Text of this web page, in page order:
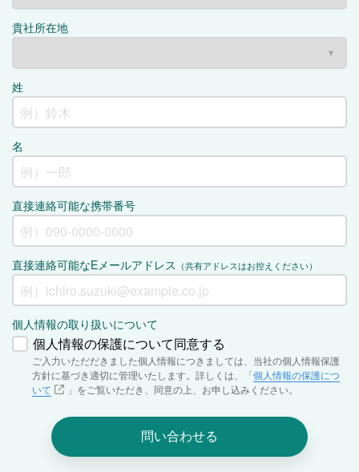
貴社所在地
姓
名
直接連絡可能な携帯番号
直接連絡可能なEメールアドレス （共有アドレスはお控えください）
個人情報の取り扱いについて
個人情報の保護について同意する
ご入力いただだきました個人情報につきましては、当社の個人情報保護
方針に基づき適切に管理いたします。詳しくは、「個人情報の保護につ
いて
」をご覧いただき、同意の上、お申し込みください。
問い合わせる